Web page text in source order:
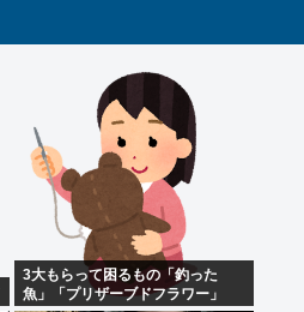
3大もらって困るもの「釣った
魚」「プリザーブドフラワー」